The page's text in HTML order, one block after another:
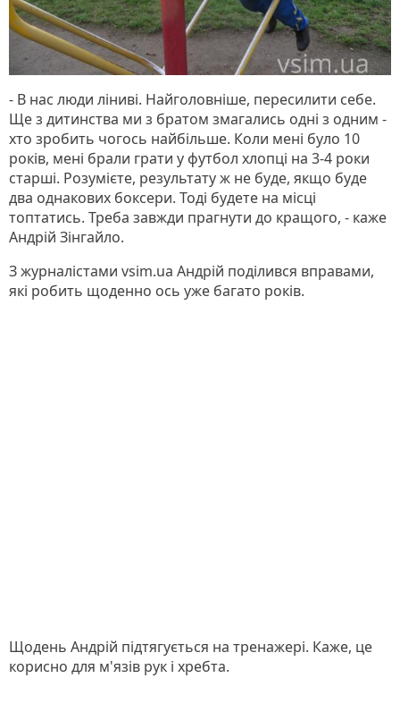
- В нас люди ліниві. Найголовніше, пересилити себе.
Ще з дитинства ми з братом змагались одні з одним -
хто зробить чогось найбільше. Коли мені було 10
років, мені брали грати у футбол хлопці на 3-4 роки
старші. Розумієте, результату ж не буде, якщо буде
два однакових боксери. Тоді будете на місці
топтатись. Треба завжди прагнути до кращого, - каже
Андрій Зінгайло.
З журналістами vsim.ua Андрій поділився вправами,
які робить щоденно ось уже багато років.
Щодень Андрій підтягується на тренажері. Каже, це
корисно для м'язів рук і хребта.